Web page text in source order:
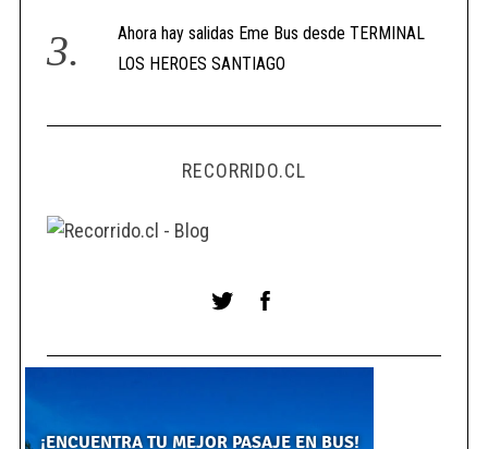
Ahora hay salidas Eme Bus desde TERMINAL
LOS HEROES SANTIAGO
RECORRIDO.CL